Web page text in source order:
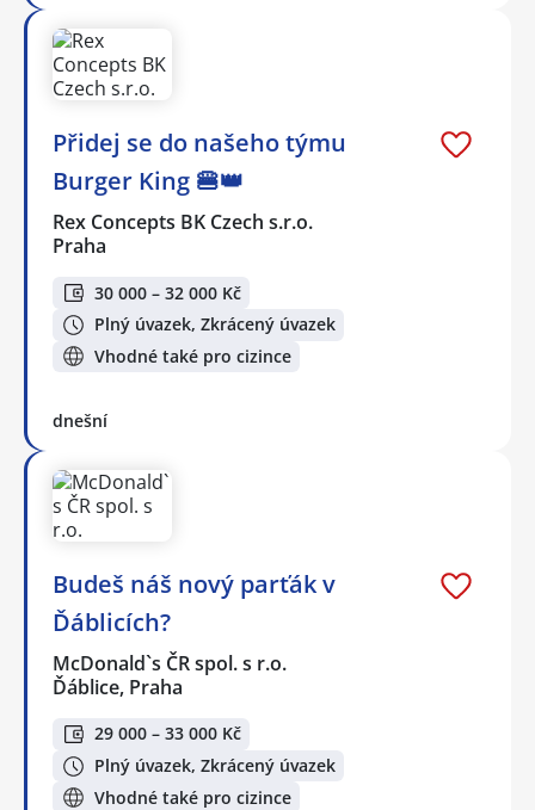
Přidej se do našeho týmu
Burger King 🍔👑
Rex Concepts BK Czech s.r.o.
Praha
30 000 – 32 000 Kč
Plný úvazek, Zkrácený úvazek
Vhodné také pro cizince
dnešní
Budeš náš nový parťák v
Ďáblicích?
McDonald`s ČR spol. s r.o.
Ďáblice, Praha
29 000 – 33 000 Kč
Plný úvazek, Zkrácený úvazek
Vhodné také pro cizince